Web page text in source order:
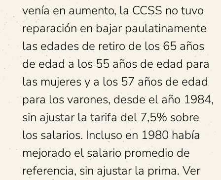
venía en aumento, la CCSS no tuvo
reparación en bajar paulatinamente
las edades de retiro de los 65 años
de edad a los 55 años de edad para
las mujeres y a los 57 años de edad
para los varones, desde el año 1984,
sin ajustar la tarifa del 7,5% sobre
los salarios. Incluso en 1980 había
mejorado el salario promedio de
referencia, sin ajustar la prima. Ver